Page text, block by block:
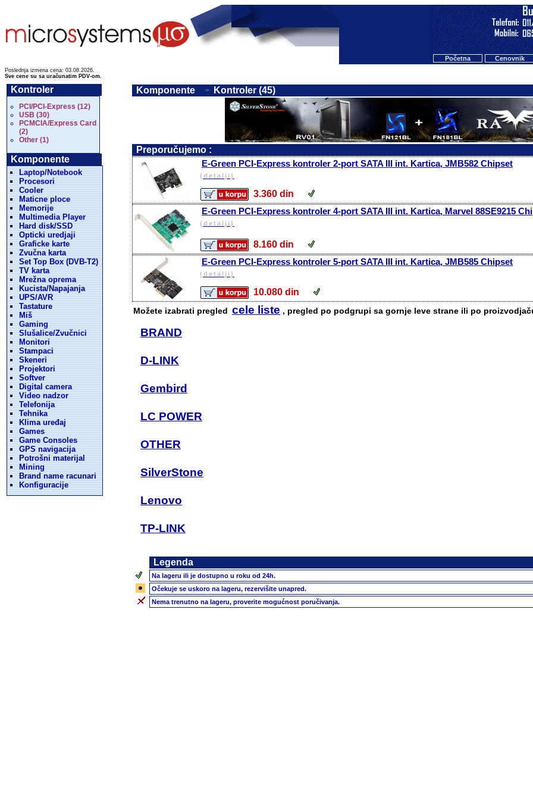
Početna Cenovnik
Poslednja izmena cena: 03.08.2026.
Sve cene su sa uračunatim PDV-om.
Kontroler
PCI/PCI-Express (12)
USB (30)
PCMCIA/Express Card
(2)
Other (1)
Komponente
Laptop/Notebook
Procesori
Cooler
Maticne ploce
Memorije
Multimedia Player
Hard disk/SSD
Opticki uredjaji
Graficke karte
Zvučna karta
Set Top Box (DVB-T2)
TV karta
Mrežna oprema
Kucista/Napajanja
UPS/AVR
Tastature
Miš
Gaming
Slušalice/Zvučnici
Monitori
Stampaci
Skeneri
Projektori
Softver
Digital camera
Video nadzor
Telefonija
Tehnika
Klima uređaj
Games
Game Consoles
GPS navigacija
Potrošni materijal
Mining
Brand name racunari
Konfiguracije
Komponente Kontroler (45)
Preporučujemo :
E-Green PCI-Express kontroler 2-port SATA III int. Kartica, JMB582 Chipset
(detalji)
3.360 din
E-Green PCI-Express kontroler 4-port SATA III int. Kartica, Marvel 88SE9215
(detalji)
8.160 din
E-Green PCI-Express kontroler 5-port SATA III int. Kartica, JMB585 Chipset
(detalji)
10.080 din
Možete izabrati pregled cele liste , pregled po podgrupi sa gornje leve strane ili po
BRAND
D-LINK
Gembird
LC POWER
OTHER
SilverStone
Lenovo
TP-LINK
Legenda
Na lageru ili je dostupno u roku od 24h.
Očekuje se uskoro na lageru, rezervišite unapred.
Nema trenutno na lageru, proverite mogućnost poručivanja.